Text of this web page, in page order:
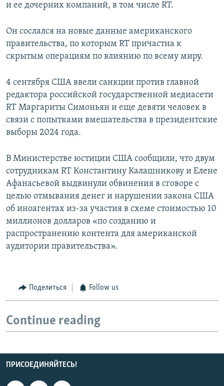
и ее дочерних компаний, в том числе RT.
Он сослался на новые данные американского
правительства, по которым RT причастна к
скрытым операциям по влиянию по всему миру.
4 сентября США ввели санкции против главной
редактора российской государственной медиасети
RT Маргариты Симоньян и еще девяти человек в
связи с попытками вмешательства в президентские
выборы 2024 года.
В Министерстве юстиции США сообщили, что двум
сотрудникам RT Константину Калашникову и Елене
Афанасьевой выдвинули обвинения в сговоре с
целью отмывания денег и нарушении закона США
об иноагентах из-за участия в схеме стоимостью 10
миллионов долларов «по созданию и
распространению контента для американской
аудитории правительства».
Поделиться Follow us
Continue reading
ПРИСОЕДИНЯЙТЕСЬ!